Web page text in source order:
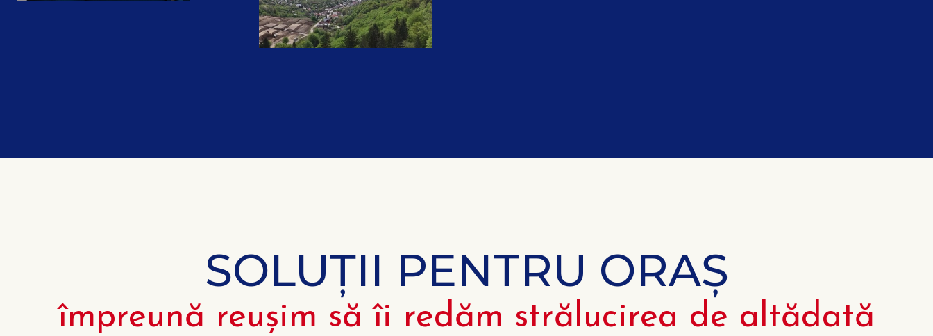
SOLUȚII PENTRU ORAȘ
împreună reușim să îi redăm strălucirea de altădată